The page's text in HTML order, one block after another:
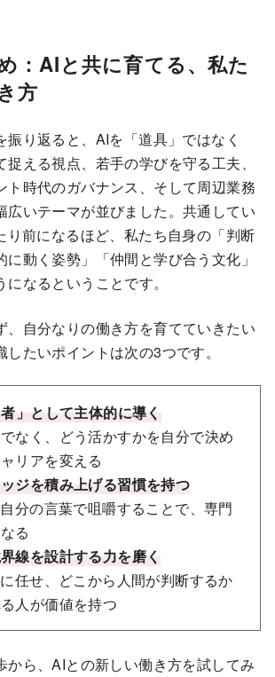
：AIと共に育てる、私た
方
振り返ると、AIを「道具」ではなく
捉える視点、若手の学びを守る工夫、
ト時代のガバナンス、そして周辺業務
広いテーマが並びました。共通してい
り前になるほど、私たち自身の「判断
動く姿勢」「仲間と学び合う文化」
なるということです。
、自分なりの働き方を育てていきたい
たいポイントは次の3つです。
」として主体的に導く
なく、どう活かすかを自分で決め
リアを変える
ジを積み上げる習慣を持つ
分の言葉で咀嚼することで、専門
る
線を設計する力を磨く
任せ、どこから人間が判断するか
人が価値を持つ
から、AIとの新しい働き方を試してみ